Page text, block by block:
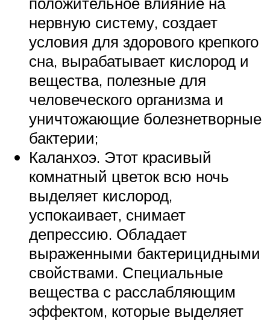
нервную систему, создает
условия для здорового крепкого
сна, вырабатывает кислород и
вещества, полезные для
человеческого организма и
уничтожающие болезнетворные
бактерии;
Каланхоэ. Этот красивый
комнатный цветок всю ночь
выделяет кислород,
успокаивает, снимает
депрессию. Обладает
выраженными бактерицидными
свойствами. Специальные
вещества с расслабляющим
эффектом, которые выделяет